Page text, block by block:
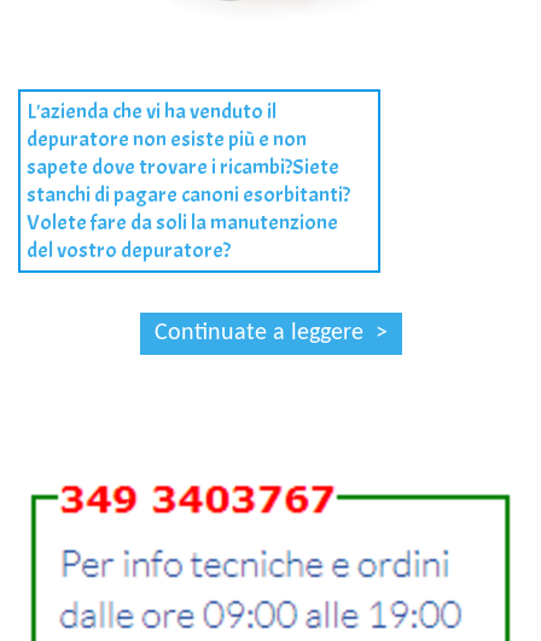
L'azienda che vi ha venduto il
depuratore non esiste più e non
sapete dove trovare i ricambi?Siete
stanchi di pagare canoni esorbitanti?
Volete fare da soli la manutenzione
del vostro depuratore?